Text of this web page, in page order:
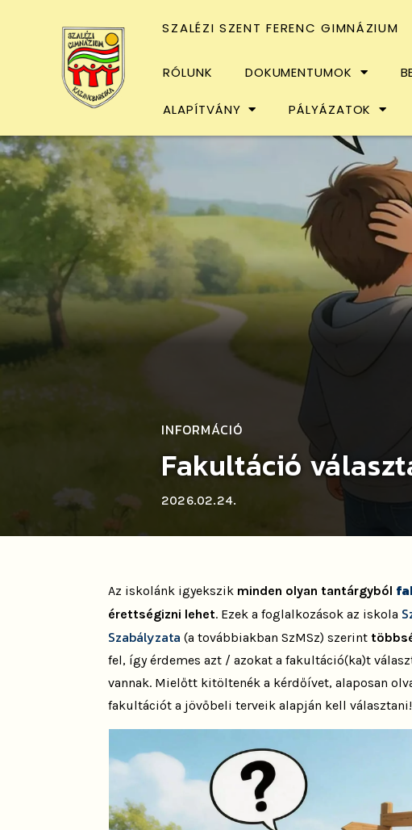
SZALÉZI SZENT FERENC GIMNÁZIUM
RÓLUNK DOKUMENTUMOK
ALAPÍTVÁNY PÁLYÁZATOK
INFORMÁCIÓ
Fakultáció
2026.02.24.
Az iskolánk igyekszik minden olyan tantárgyból
érettségizni lehet. Ezek a foglalkozások az iskola
Szabályzata (a továbbiakban SzMSz) szerint
fel, így érdemes azt / azokat a fakultáció(ka)t
vannak. Mielőtt kitöltenék a kérdőívet, alaposan
fakultációt a jövőbeli terveik alapján kell választani!